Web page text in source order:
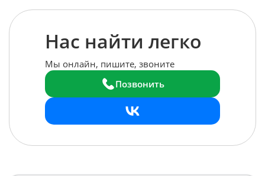
Нас найти легко
Мы онлайн, пишите, звоните
Позвонить